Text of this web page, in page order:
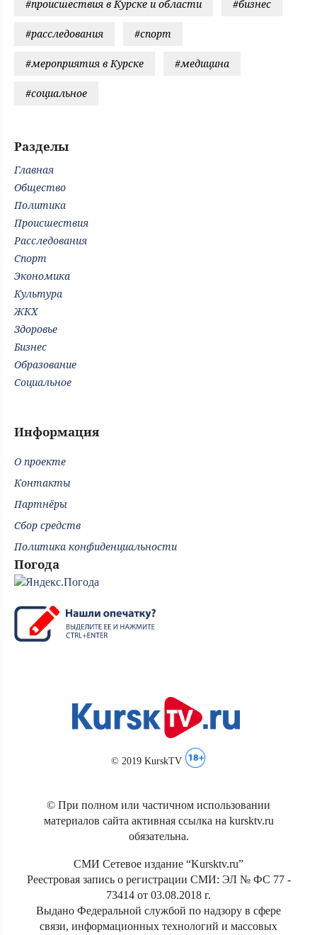
#происшествия в Курске и области #бизнес
#расследования #спорт
#мероприятия в Курске #медицина
#социальное
Разделы
Главная
Общество
Политика
Происшествия
Расследования
Спорт
Экономика
Культура
ЖКХ
Здоровье
Бизнес
Образование
Социальное
Информация
О проекте
Контакты
Партнёры
Сбор средств
Политика конфиденциальности
Погода
© 2019 KurskTV
© При полном или частичном использовании
материалов сайта активная ссылка на kursktv.ru
обязательна.
СМИ Сетевое издание “Kursktv.ru”
Реестровая запись о регистрации СМИ: ЭЛ № ФС 77 -
73414 от 03.08.2018 г.
Выдано Федеральной службой по надзору в сфере
связи, информационных технологий и массовых